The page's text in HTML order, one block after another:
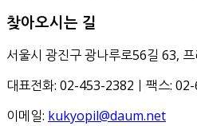
찾아오시는 길
서울시 광진구 광나루로56길 63,
대표전화: 02-453-2382ㅣ팩스:
이메일: kukyopil@daum.net